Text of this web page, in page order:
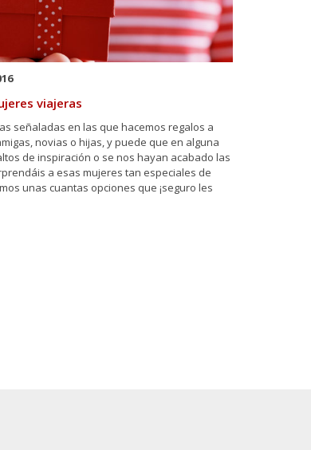
viajeras
señaladas en las que hacemos regalos a
novias o hijas, y puede que en alguna
de inspiración o se nos hayan acabado las
a esas mujeres tan especiales de
unas cuantas opciones que ¡seguro les